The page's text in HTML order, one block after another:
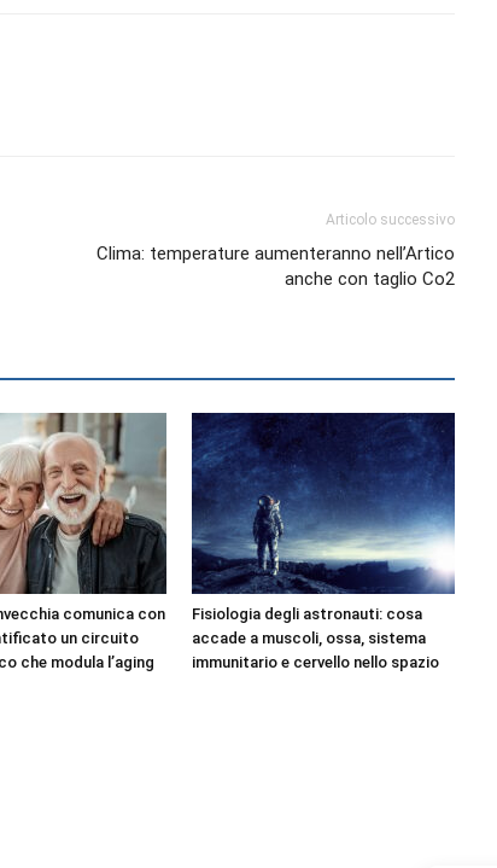
Articolo successivo
Clima: temperature aumenteranno nell’Artico
anche con taglio Co2
comunica con
un circuito
che modula l’aging
Fisiologia degli astronauti: cosa
accade a muscoli, ossa, sistema
immunitario e cervello nello spazio